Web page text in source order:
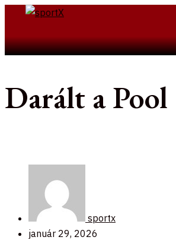
Skip
contentSearch
Darált a Pool
sportx
január 29, 2026